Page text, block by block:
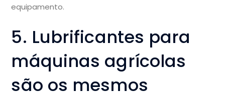
equipamento.
5. Lubrificantes para
máquinas agrícolas
são os mesmos